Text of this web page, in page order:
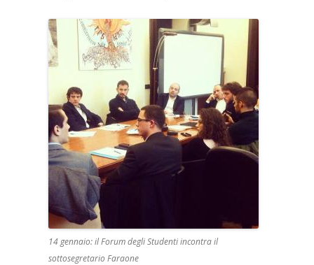
14 gennaio: il Forum degli Studenti incontra il
sottosegretario Faraone